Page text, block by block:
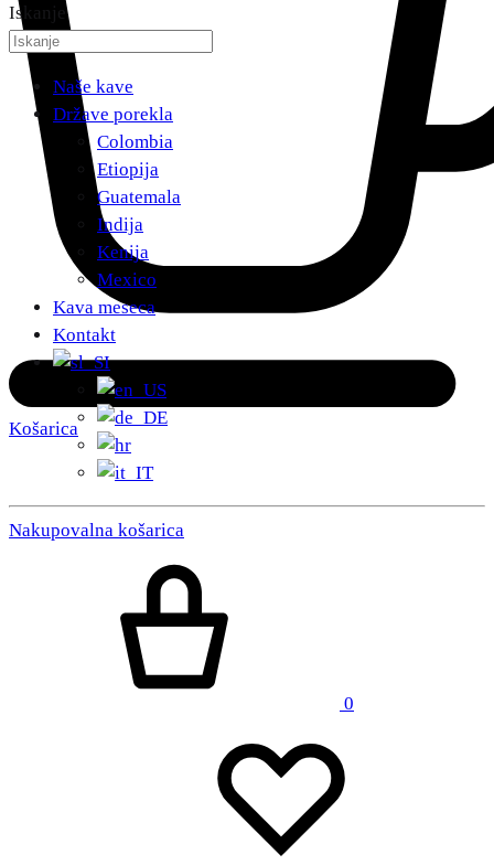
Košarica
Iskanje
Naše kave
Države porekla
Colombia
Etiopija
Guatemala
Indija
Kenija
Mexico
Kava meseca
Kontakt
Nakupovalna košarica
0